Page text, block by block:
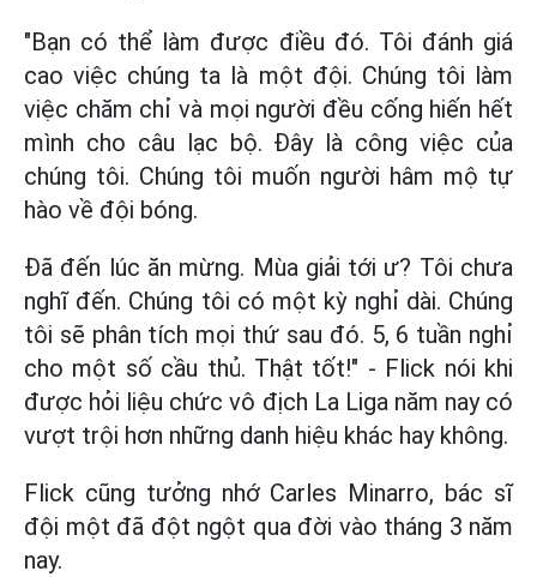
"Bạn có thể làm được điều đó. Tôi đánh giá
cao việc chúng ta là một đội. Chúng tôi làm
việc chăm chỉ và mọi người đều cống hiến hết
mình cho câu lạc bộ. Đây là công việc của
chúng tôi. Chúng tôi muốn người hâm mộ tự
hào về đội bóng.
Đã đến lúc ăn mừng. Mùa giải tới ư? Tôi chưa
nghĩ đến. Chúng tôi có một kỳ nghỉ dài. Chúng
tôi sẽ phân tích mọi thứ sau đó. 5, 6 tuần nghỉ
cho một số cầu thủ. Thật tốt!" - Flick nói khi
được hỏi liệu chức vô địch La Liga năm nay có
vượt trội hơn những danh hiệu khác hay không.
Flick cũng tưởng nhớ Carles Minarro, bác sĩ
đội một đã đột ngột qua đời vào tháng 3 năm
nay.